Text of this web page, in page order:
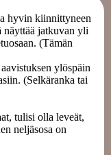
hyvin kiinnittyneen
näyttää jatkuvan yli
(Tämän
ylöspäin
(Selkäranka tai
tulisi olla leveät,
neljäsosa on